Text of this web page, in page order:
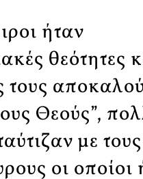
ήταν
θεότητες
τους
Θεούς”,
με τους
οι οποίοι